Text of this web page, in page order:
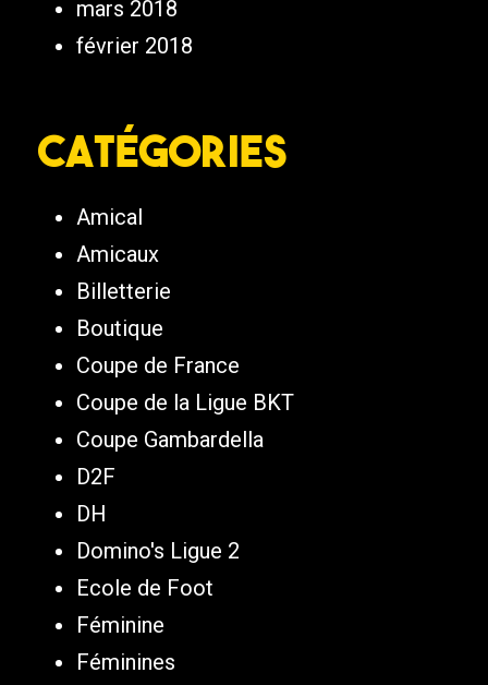
mars 2018
février 2018
Catégories
Amical
Amicaux
Billetterie
Boutique
Coupe de France
Coupe de la Ligue BKT
Coupe Gambardella
D2F
DH
Domino's Ligue 2
Ecole de Foot
Féminine
Féminines